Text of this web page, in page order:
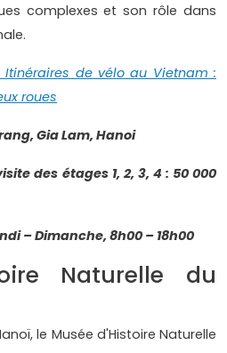
complexes et son rôle dans
Itinéraires de vélo au Vietnam :
roues
Gia Lam, Hanoi
des étages 1, 2, 3, 4 : 50 000
– Dimanche, 8h00 – 18h00
Naturelle du
le Musée d'Histoire Naturelle